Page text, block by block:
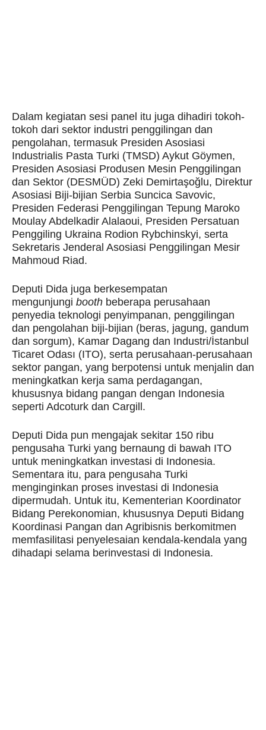
Dalam kegiatan sesi panel itu juga dihadiri tokoh-
tokoh dari sektor industri penggilingan dan
pengolahan, termasuk Presiden Asosiasi
Industrialis Pasta Turki (TMSD) Aykut Göymen,
Presiden Asosiasi Produsen Mesin Penggilingan
dan Sektor (DESMÜD) Zeki Demirtaşoğlu, Direktur
Asosiasi Biji-bijian Serbia Suncica Savovic,
Presiden Federasi Penggilingan Tepung Maroko
Moulay Abdelkadir Alalaoui, Presiden Persatuan
Penggiling Ukraina Rodion Rybchinskyi, serta
Sekretaris Jenderal Asosiasi Penggilingan Mesir
Mahmoud Riad.
Deputi Dida juga berkesempatan
mengunjungi booth beberapa perusahaan
penyedia teknologi penyimpanan, penggilingan
dan pengolahan biji-bijian (beras, jagung, gandum
dan sorgum), Kamar Dagang dan Industri/İstanbul
Ticaret Odası (ITO), serta perusahaan-perusahaan
sektor pangan, yang berpotensi untuk menjalin dan
meningkatkan kerja sama perdagangan,
khususnya bidang pangan dengan Indonesia
seperti Adcoturk dan Cargill.
Deputi Dida pun mengajak sekitar 150 ribu
pengusaha Turki yang bernaung di bawah ITO
untuk meningkatkan investasi di Indonesia.
Sementara itu, para pengusaha Turki
menginginkan proses investasi di Indonesia
dipermudah. Untuk itu, Kementerian Koordinator
Bidang Perekonomian, khususnya Deputi Bidang
Koordinasi Pangan dan Agribisnis berkomitmen
memfasilitasi penyelesaian kendala-kendala yang
dihadapi selama berinvestasi di Indonesia.